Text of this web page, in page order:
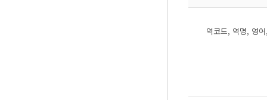
역코드, 역명, 영